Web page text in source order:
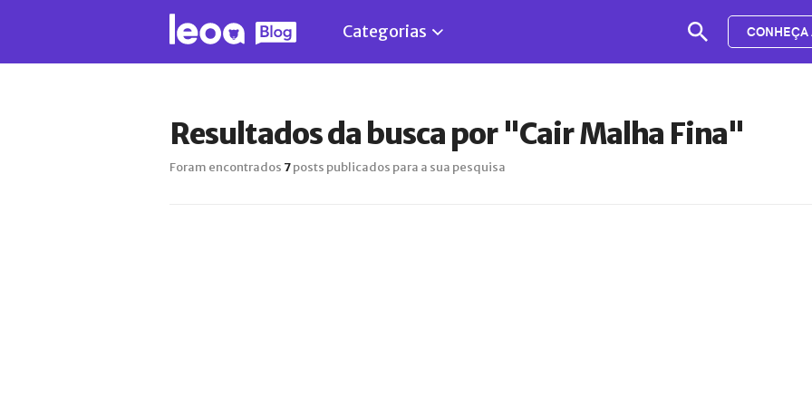
Categorias CONHEÇA
Resultados da busca por "Cair Malha Fina"
Foram encontrados 7posts publicados para a sua pesquisa